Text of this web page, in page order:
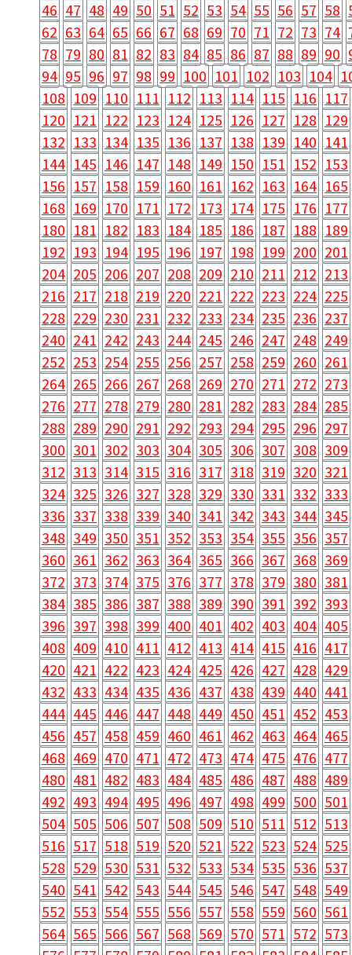
46 47 48 49 50 51 52 53 54 55 56 57 58
62 63 64 65 66 67 68 69 70 71 72 73 74
78 79 80 81 82 83 84 85 86 87 88 89 90
94 95 96 97 98 99 100 101 102 103 104
108 109 110 111 112 113 114 115 116 117
120 121 122 123 124 125 126 127 128 129
132 133 134 135 136 137 138 139 140 141
144 145 146 147 148 149 150 151 152 153
156 157 158 159 160 161 162 163 164 165
168 169 170 171 172 173 174 175 176 177
180 181 182 183 184 185 186 187 188 189
192 193 194 195 196 197 198 199 200 201
204 205 206 207 208 209 210 211 212 213
216 217 218 219 220 221 222 223 224 225
228 229 230 231 232 233 234 235 236 237
240 241 242 243 244 245 246 247 248 249
252 253 254 255 256 257 258 259 260 261
264 265 266 267 268 269 270 271 272 273
276 277 278 279 280 281 282 283 284 285
288 289 290 291 292 293 294 295 296 297
300 301 302 303 304 305 306 307 308 309
312 313 314 315 316 317 318 319 320 321
324 325 326 327 328 329 330 331 332 333
336 337 338 339 340 341 342 343 344 345
348 349 350 351 352 353 354 355 356 357
360 361 362 363 364 365 366 367 368 369
372 373 374 375 376 377 378 379 380 381
384 385 386 387 388 389 390 391 392 393
396 397 398 399 400 401 402 403 404 405
408 409 410 411 412 413 414 415 416 417
420 421 422 423 424 425 426 427 428 429
432 433 434 435 436 437 438 439 440 441
444 445 446 447 448 449 450 451 452 453
456 457 458 459 460 461 462 463 464 465
468 469 470 471 472 473 474 475 476 477
480 481 482 483 484 485 486 487 488 489
492 493 494 495 496 497 498 499 500 501
504 505 506 507 508 509 510 511 512 513
516 517 518 519 520 521 522 523 524 525
528 529 530 531 532 533 534 535 536 537
540 541 542 543 544 545 546 547 548 549
552 553 554 555 556 557 558 559 560 561
564 565 566 567 568 569 570 571 572 573